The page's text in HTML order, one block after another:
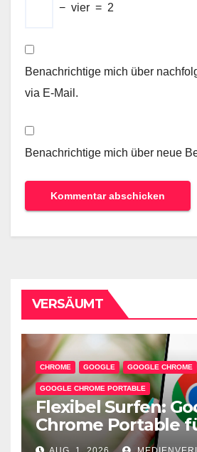
− vier = 2
Benachrichtige mich über
via E-Mail.
Benachrichtige mich über neue
VERSÄUMT
CHROME GOOGLE GOOGLE CHROME
GOOGLE CHROME PORTABLE
Flexibel Surfen:
Chrome Portable
unterwegs